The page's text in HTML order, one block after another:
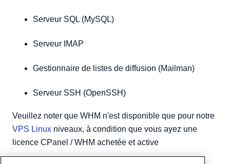
Serveur SQL (MySQL)
Serveur IMAP
Gestionnaire de listes de diffusion (Mailman)
Serveur SSH (OpenSSH)
Veuillez noter que WHM n'est disponible que pour notre
VPS Linux niveaux, à condition que vous ayez une
licence CPanel / WHM achetée et active